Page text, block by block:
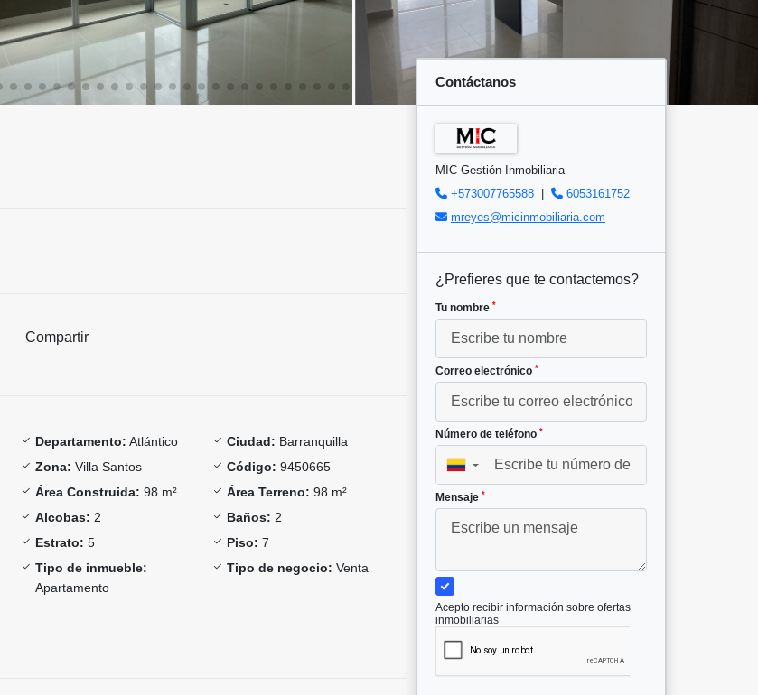
Compartir
Departamento: Atlántico Ciudad: Barranquilla
Zona: Villa Santos Código: 9450665
Área Construida: 98 m² Área Terreno: 98 m²
Alcobas: 2 Baños: 2
Estrato: 5 Piso: 7
Tipo de inmueble:
Apartamento
Tipo de negocio: Venta
Contáctanos
MIC Gestión Inmobiliaria
+573007765588
6053161752
mreyes@micinmobiliaria.com
¿Prefieres que te contactemos?
Tu nombre *
Correo electrónico *
Número de teléfono *
▼
Mensaje *
Acepto recibir información sobre ofertas
inmobiliarias